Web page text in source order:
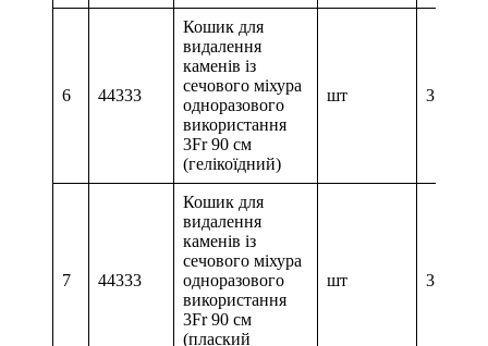
6 44333
Кошик для
видалення
каменів із
сечового міхура
одноразового
використання
3Fr 90 см
(гелікоїдний)
шт 3
7 44333
Кошик для
видалення
каменів із
сечового міхура
одноразового
використання
3Fr 90 см
(плаский
шт 3